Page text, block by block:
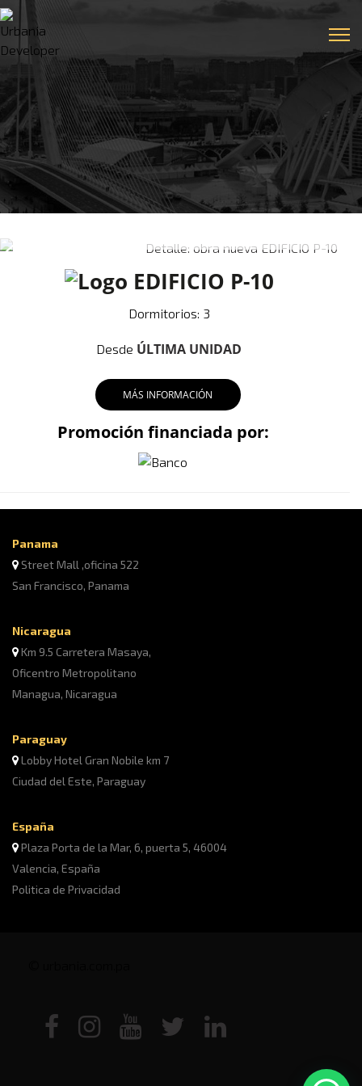
Denia, ALICANTE
Dormitorios: 3
Desde ÚLTIMA UNIDAD
MÁS INFORMACIÓN
Promoción financiada por:
Panama
Street Mall ,oficina 522
San Francisco, Panama
Nicaragua
Km 9.5 Carretera Masaya,
Oficentro Metropolitano
Managua, Nicaragua
Paraguay
Lobby Hotel Gran Nobile km 7
Ciudad del Este, Paraguay
España
Plaza Porta de la Mar, 6, puerta 5, 46004
Valencia, España
Politica de Privacidad